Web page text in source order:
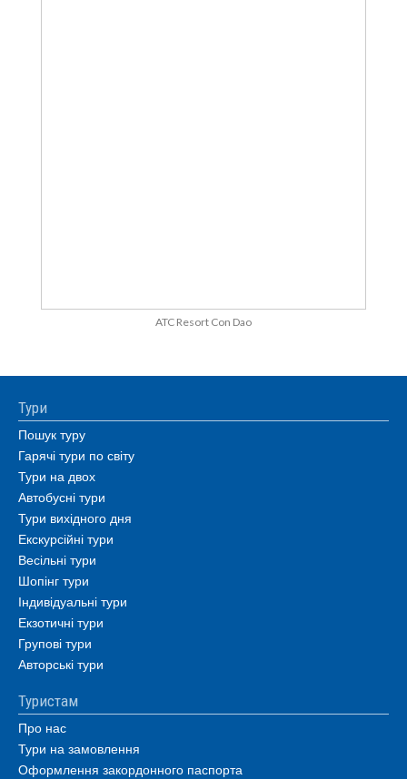
ATC Resort Con Dao
Тури
Пошук туру
Гарячі тури по світу
Тури на двох
Автобусні тури
Тури вихідного дня
Екскурсійні тури
Весільні тури
Шопінг тури
Індивідуальні тури
Екзотичні тури
Групові тури
Авторські тури
Туристам
Про нас
Тури на замовлення
Оформлення закордонного паспорта